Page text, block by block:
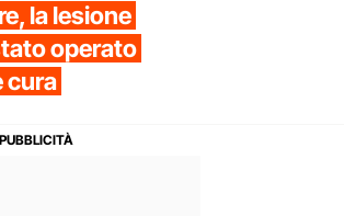
la lesione
operato
cura